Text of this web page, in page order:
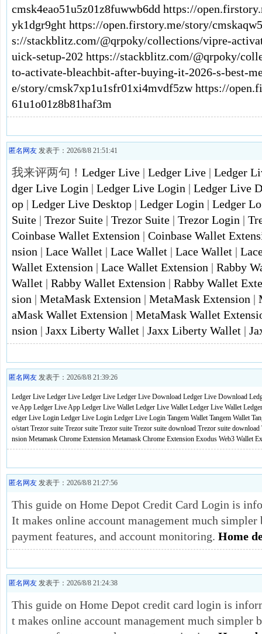
cmsk4eao51u5z01z8fuwwb6dd https://
yk1dgr9ght https://open.firstory.me/story/
s://stackblitz.com/@qrpoky/collections/vipre-
uick-setup-202 https://stackblitz.com/@qrpoky/
to-activate-bleachbit-after-buying-it-2026-s-best-
e/story/cmsk7xp1u1sfr01xi4mvdf5zw https://
61u1o01z8b81haf3m
匿名网友 发表于：2026/8/8 21:51:41
我来评两句！ Ledger Live | Ledger Live | Ledger
dger Live Login | Ledger Live Login | Ledger Live
op | Ledger Live Desktop | Ledger Login | Ledger
Suite | Trezor Suite | Trezor Suite | Trezor Login |
Coinbase Wallet Extension | Coinbase Wallet
nsion | Lace Wallet | Lace Wallet | Lace Wallet |
Wallet Extension | Lace Wallet Extension | Rabby
Wallet | Rabby Wallet Extension | Rabby Wallet
sion | MetaMask Extension | MetaMask Extension |
aMask Wallet Extension | MetaMask Wallet
nsion | Jaxx Liberty Wallet | Jaxx Liberty Wallet |
匿名网友 发表于：2026/8/8 21:39:26
Ledger Live Ledger Live Ledger Live Ledger Live Download Ledger Live Download
ve App Ledger Live App Ledger Live Wallet Ledger Live Wallet Ledger Live Wallet
edger Live Login Ledger Live Login Ledger Live Login Tangem Wallet Tangem Wallet
o/start Trezor suite Trezor suite Trezor suite Trezor suite download Trezor suite download
nsion Metamask Chrome Extension Metamask Chrome Extension Exodus Web3 Wallet
匿名网友 发表于：2026/8/8 21:27:56
This guide on Home Depot Credit Card Login is
It makes online account management much
payment features, and account monitoring. Home
匿名网友 发表于：2026/8/8 21:24:38
This guide on Home Depot credit card login is
t makes online account management much simpler